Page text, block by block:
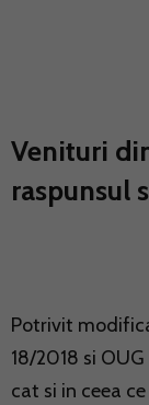
Venituri
raspunsul
Potrivit
18/2018 si
cat si in ceea